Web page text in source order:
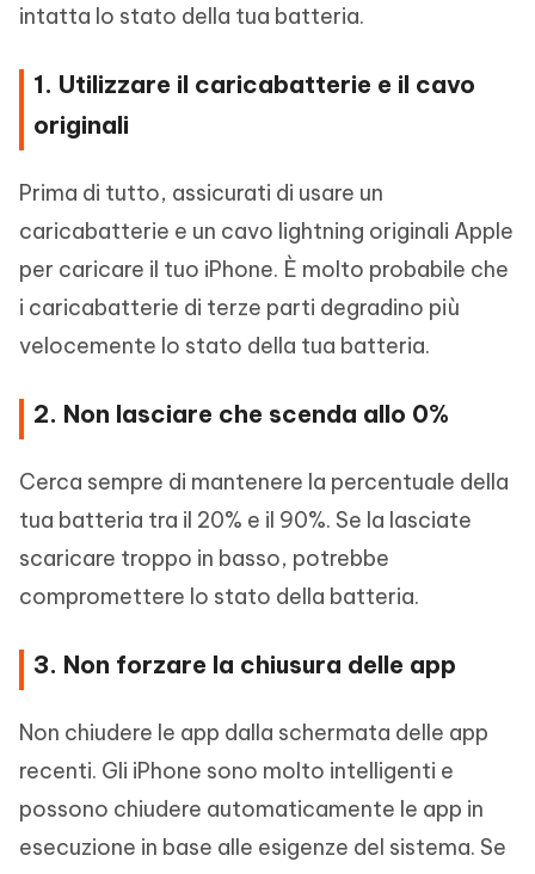
intatta lo stato della tua batteria.
1. Utilizzare il caricabatterie e il cavo
originali
Prima di tutto, assicurati di usare un
caricabatterie e un cavo lightning originali Apple
per caricare il tuo iPhone. È molto probabile che
i caricabatterie di terze parti degradino più
velocemente lo stato della tua batteria.
2. Non lasciare che scenda allo 0%
Cerca sempre di mantenere la percentuale della
tua batteria tra il 20% e il 90%. Se la lasciate
scaricare troppo in basso, potrebbe
compromettere lo stato della batteria.
3. Non forzare la chiusura delle app
Non chiudere le app dalla schermata delle app
recenti. Gli iPhone sono molto intelligenti e
possono chiudere automaticamente le app in
esecuzione in base alle esigenze del sistema. Se